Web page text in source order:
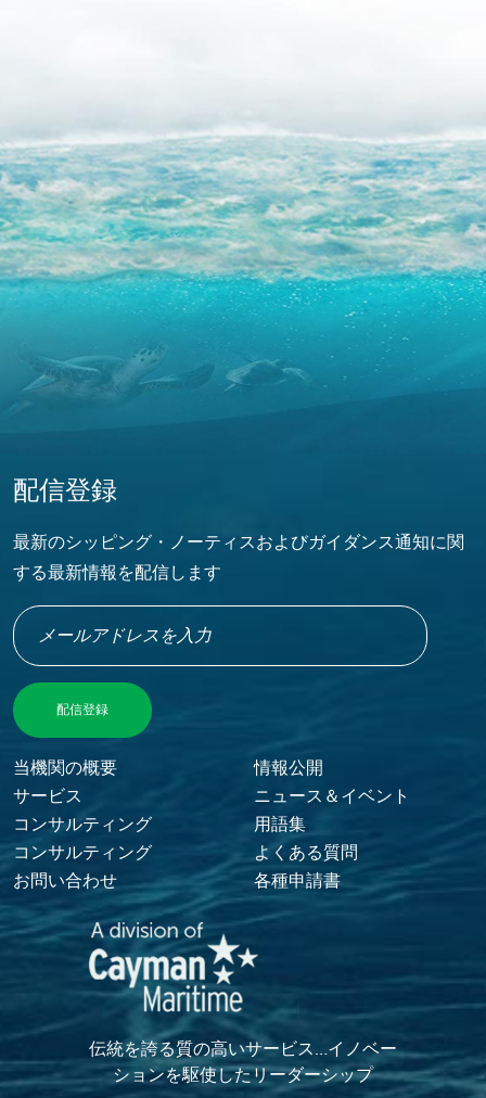
配信登録
最新のシッピング・ノーティスおよびガイダンス通知に関
する最新情報を配信します
Footer Menu
当機関の概要
情報公開
サービス
ニュース＆イベント
コンサルティング
用語集
コンサルティング
よくある質問
お問い合わせ
各種申請書
伝統を誇る質の高いサービス…イノベー
ションを駆使したリーダーシップ